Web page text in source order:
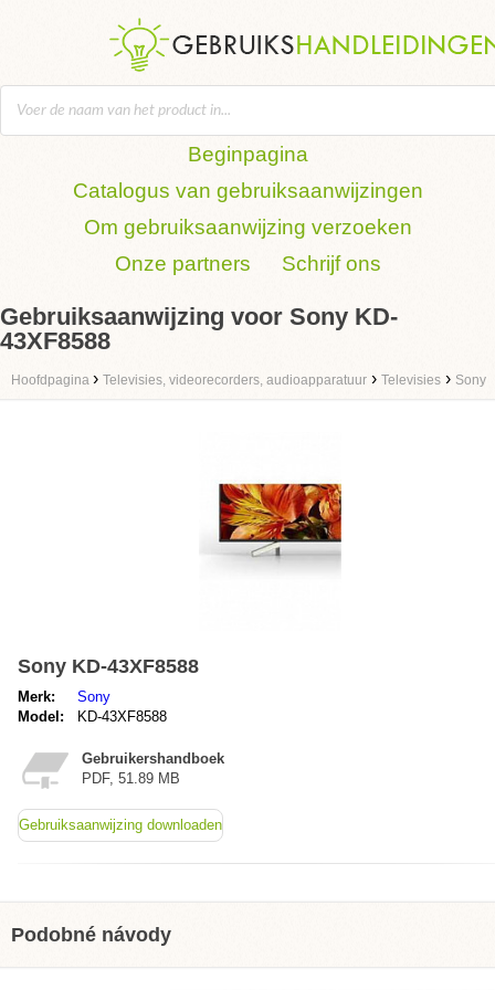
Beginpagina
Catalogus van gebruiksaanwijzingen
Om gebruiksaanwijzing verzoeken
Onze partners
Schrijf ons
Gebruiksaanwijzing voor Sony KD-
43XF8588
Hoofdpagina › Televisies, videorecorders, audioapparatuur › Televisies › Sony
Sony KD-43XF8588
Merk:
Sony
Model:
KD-43XF8588
Gebruikershandboek
PDF, 51.89 MB
Gebruiksaanwijzing downloaden
Podobné návody